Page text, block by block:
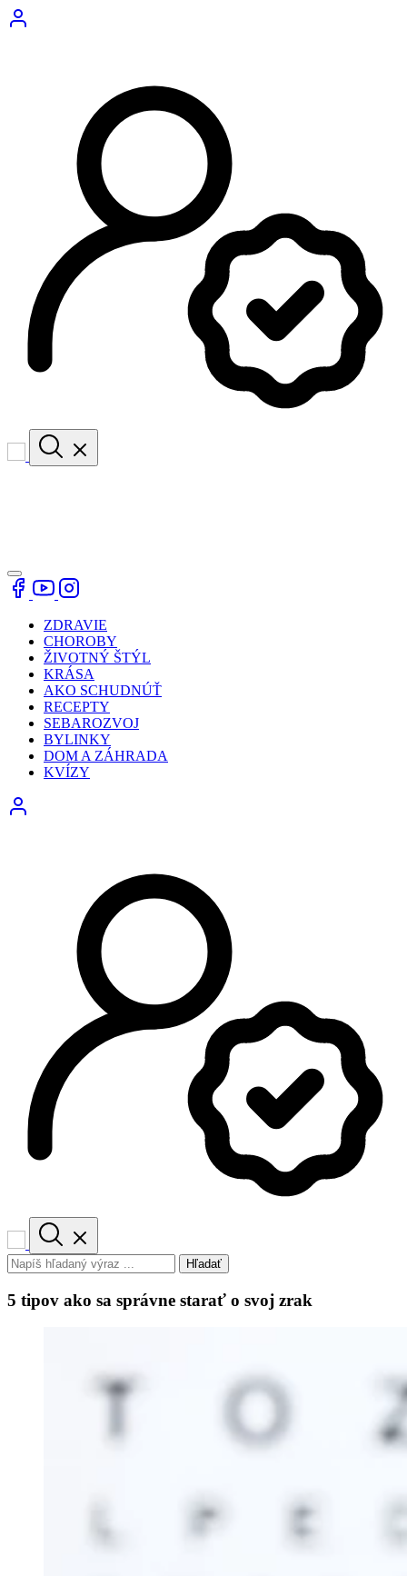
ZDRAVIE
CHOROBY
ŽIVOTNÝ ŠTÝL
KRÁSA
AKO SCHUDNÚŤ
RECEPTY
SEBAROZVOJ
BYLINKY
DOM A ZÁHRADA
KVÍZY
Hľadať
5 tipov ako sa správne starať o svoj zrak